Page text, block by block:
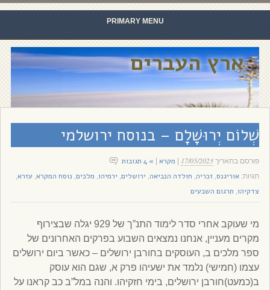
PRIMARY MENU
Skip to content
ארץ העברים
שְׁלוֹם יְרוּשָׁלָ‍ם – בנוסח ירושלמי
פורסם בתאריך17/05/2023 מקרא » 4 תגובות
תגיות:אוריגנס,זכריה, חולדה הנביאה, ירושלים, ירמיהו, מלכים, נוסח המקרא, עזרא,
צדקיהו, תרגום השבעים
מי שעוקב אחרי סדר לימוד התנ”ך של 929 יגלה שבצירוף
מקרים מעניין, אנחנו נמצאים השבוע בפרקים האחרונים של
ספר מלכים ב, העוסקים בחורבן ירושלים – כאשר ביום ירושלים
עצמו (חמישי) נלמד את ישעיהו פרק א, שגם הוא עוסק
ב(כמעט)חורבן ירושלים, בימי חזקיהו. והנה במל”ב כב קראנו על